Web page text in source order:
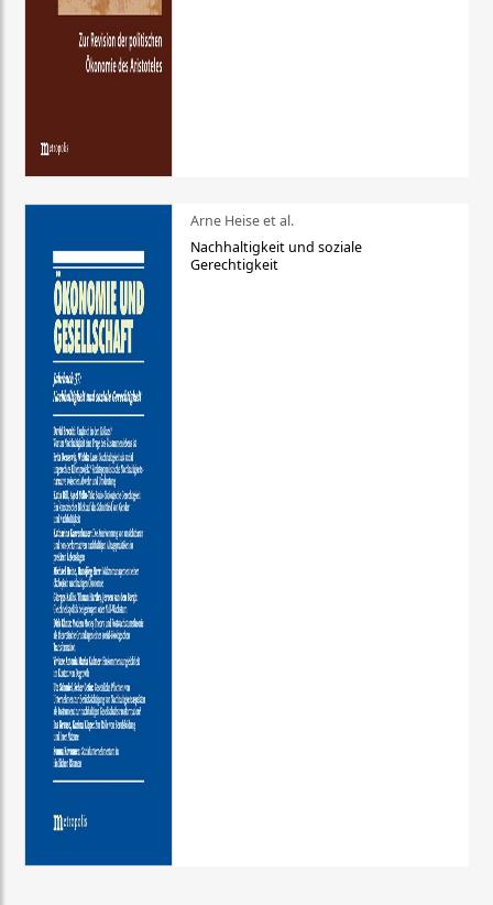
Arne Heise et al.
Nachhaltigkeit und soziale
Gerechtigkeit